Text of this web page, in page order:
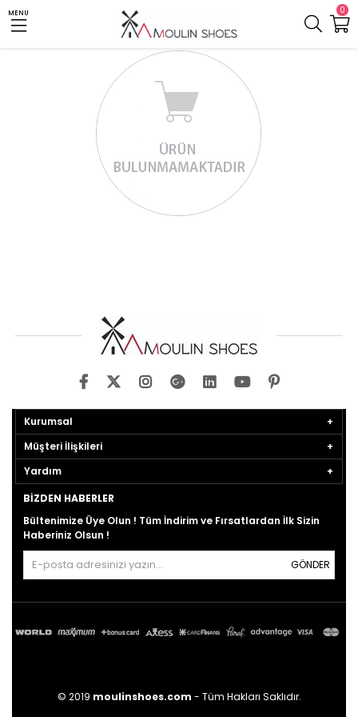
0
MENU
Kurumsal
Müşteri İlişkileri
Yardım
BIZDEN HABERLER
Bültenimize Üye Olun ! Tüm İndirim ve Fırsatlardan İlk Sizin
Haberiniz Olsun !
GÖNDER
© 2019 moulinshoes.com - Tüm Hakları Saklıdır.